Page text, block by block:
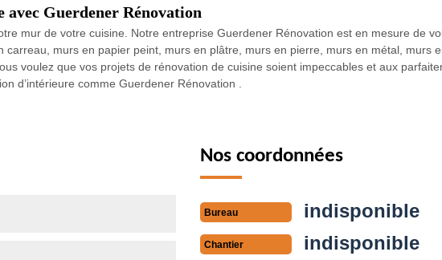
Guerdener Rénovation
mur de votre cuisine. Notre entreprise Guerdener Rénovation est en mesure de
carreau, murs en papier peint, murs en plâtre, murs en pierre, murs en métal, murs
voulez que vos projets de rénovation de cuisine soient impeccables et aux
d’intérieure comme Guerdener Rénovation .
Nos coordonnées
Bureau indisponible
Chantier indisponible